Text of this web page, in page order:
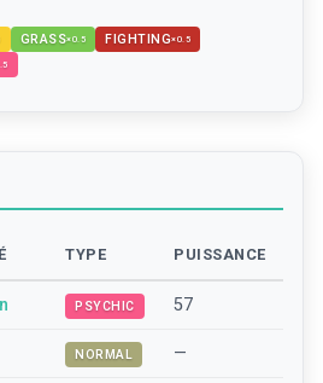
GRASS×0.5 FIGHTING×0.5
TYPE PUISSANCE
PSYCHIC 57
NORMAL —